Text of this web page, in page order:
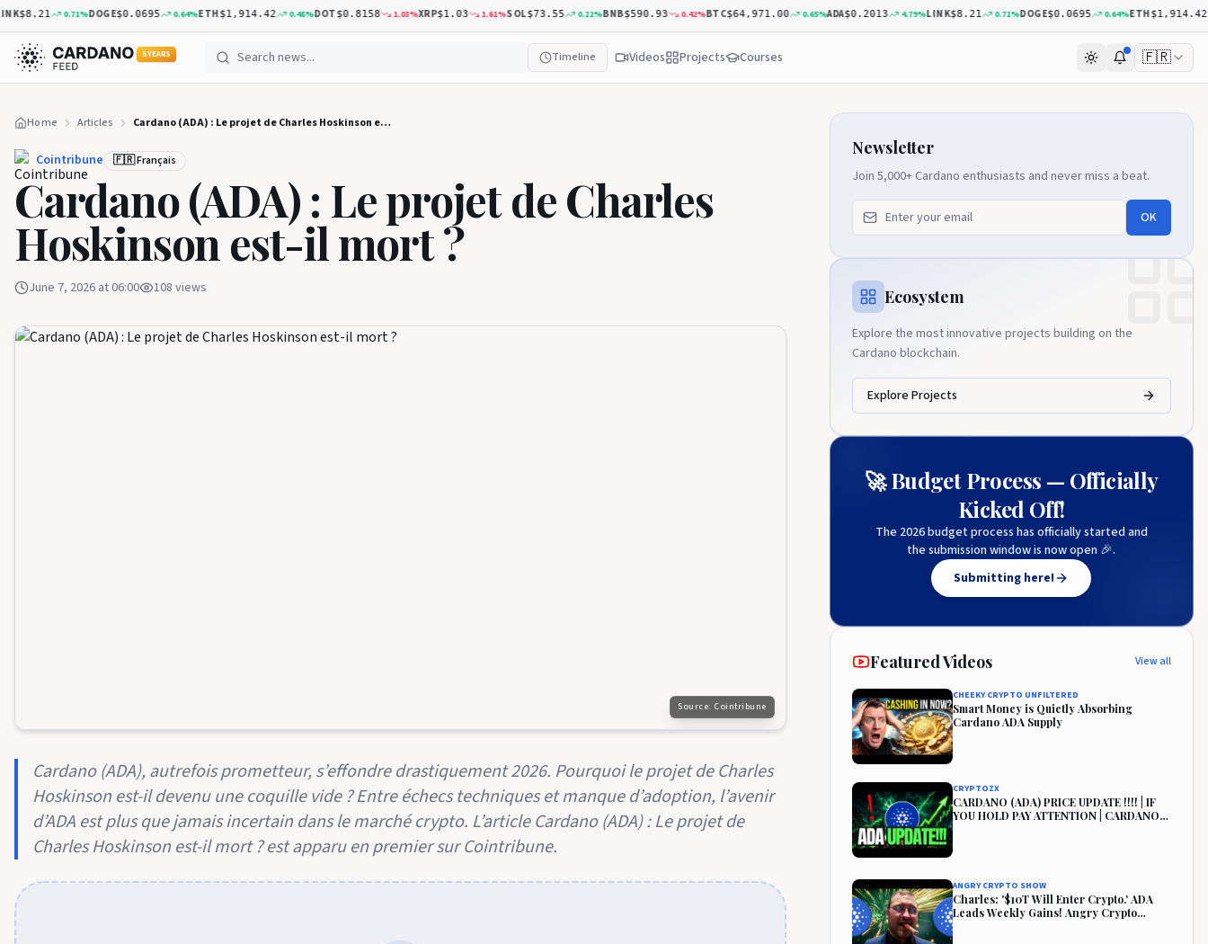
$8.21 0.71%DOGE$0.0695 0.64%ETH$1,914.42 0.48%DOT$0.8158 1.03%XRP$1.03 1.61%SOL$73.55 0.22%BNB$590.93 0.42%BTC$64,971.00 0.65%ADA$0.2013 4.79%LINK$8.21 0.71%DOGE$0.0695 0.64%ETH$1,914.42
5 YEARS Timeline Videos Projects Courses 🇫🇷
Home Articles Cardano (ADA) : Le projet de Charles Hoskinson est-il mort ?
Cointribune 🇫🇷 Français
Cardano (ADA) : Le projet de Charles
Hoskinson est-il mort ?
June 7, 2026 at 06:00 108 views
Source: Cointribune
Cardano (ADA), autrefois prometteur, s’effondre drastiquement 2026. Pourquoi le projet de Charles
Hoskinson est-il devenu une coquille vide ? Entre échecs techniques et manque d’adoption, l’avenir
d’ADA est plus que jamais incertain dans le marché crypto. L’article Cardano (ADA) : Le projet de
Charles Hoskinson est-il mort ? est apparu en premier sur Cointribune.
Newsletter
Join 5,000+ Cardano enthusiasts and never miss a beat.
OK
Ecosystem
Explore the most innovative projects building on the
Cardano blockchain.
Explore Projects
🚀 Budget Process — Officially
Kicked Off!
The 2026 budget process has officially started and
the submission window is now open 🎉.
Submitting here!
Featured Videos View all
CHEEKY CRYPTO UNFILTERED
Smart Money is Quietly Absorbing
Cardano ADA Supply
CRYPTOZX
CARDANO (ADA) PRICE UPDATE !!!! | IF
YOU HOLD PAY ATTENTION | CARDANO
PRICE PREDICTION🔥
ANGRY CRYPTO SHOW
Charles: '$10T Will Enter Crypto.' ADA
Leads Weekly Gains! Angry Crypto
Reacts